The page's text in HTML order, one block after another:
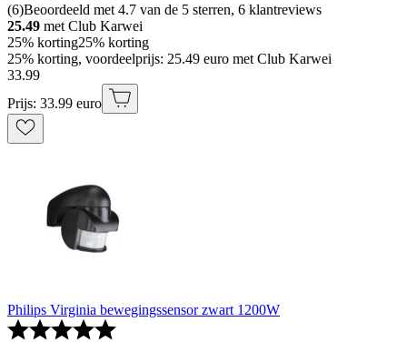
(6)Beoordeeld met 4.7 van de 5 sterren, 6 klantreviews
25.49 met Club Karwei
25% korting25% korting
25% korting, voordeelprijs: 25.49 euro met Club Karwei
33.99
Prijs: 33.99 euro
Philips Virginia bewegingssensor zwart 1200W